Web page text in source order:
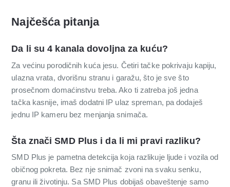
Najčešća pitanja
Da li su 4 kanala dovoljna za kuću?
Za većinu porodičnih kuća jesu. Četiri tačke pokrivaju kapiju,
ulazna vrata, dvorišnu stranu i garažu, što je sve što
prosečnom domaćinstvu treba. Ako ti zatreba još jedna
tačka kasnije, imaš dodatni IP ulaz spreman, pa dodaješ
jednu IP kameru bez menjanja snimača.
Šta znači SMD Plus i da li mi pravi razliku?
SMD Plus je pametna detekcija koja razlikuje ljude i vozila od
običnog pokreta. Bez nje snimač zvoni na svaku senku,
granu ili životinju. Sa SMD Plus dobijaš obaveštenje samo